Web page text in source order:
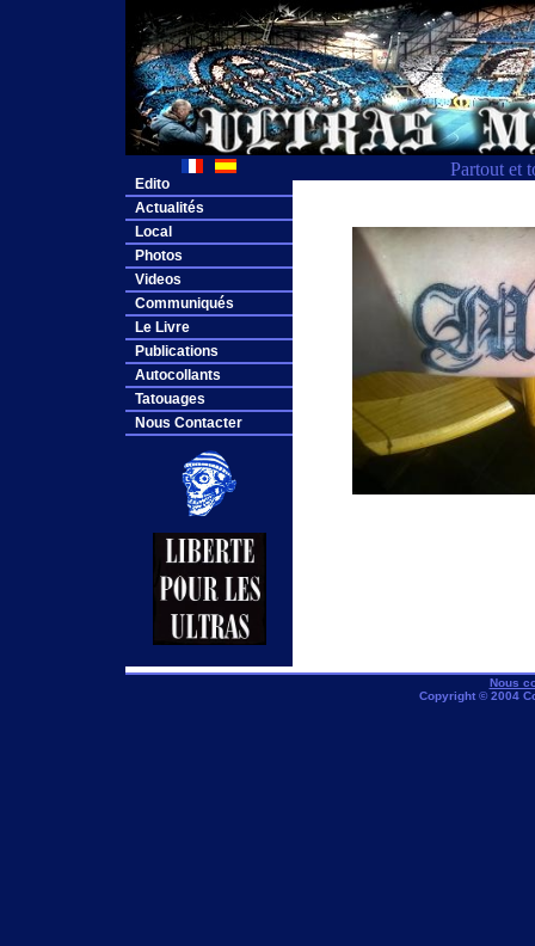
Partout et
Edito
Actualités
Local
Photos
Videos
Communiqués
Le Livre
Publications
Autocollants
Tatouages
Nous Contacter
Nous
Copyright © 2004